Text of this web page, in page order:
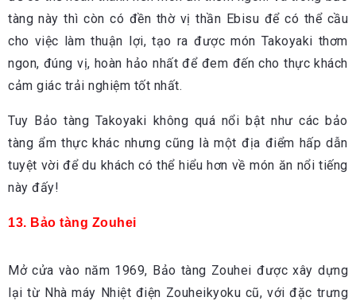
tàng này thì còn có đền thờ vị thần Ebisu để có thể cầu
cho việc làm thuận lợi, tạo ra được món Takoyaki thơm
ngon, đúng vị, hoàn hảo nhất để đem đến cho thực khách
cảm giác trải nghiệm tốt nhất.
Tuy Bảo tàng Takoyaki không quá nổi bật như các bảo
tàng ẩm thực khác nhưng cũng là một địa điểm hấp dẫn
tuyệt vời để du khách có thể hiểu hơn về món ăn nổi tiếng
này đấy!
13. Bảo tàng Zouhei
Mở cửa vào năm 1969, Bảo tàng Zouhei được xây dựng
lại từ Nhà máy Nhiệt điện Zouheikyoku cũ, với đặc trưng